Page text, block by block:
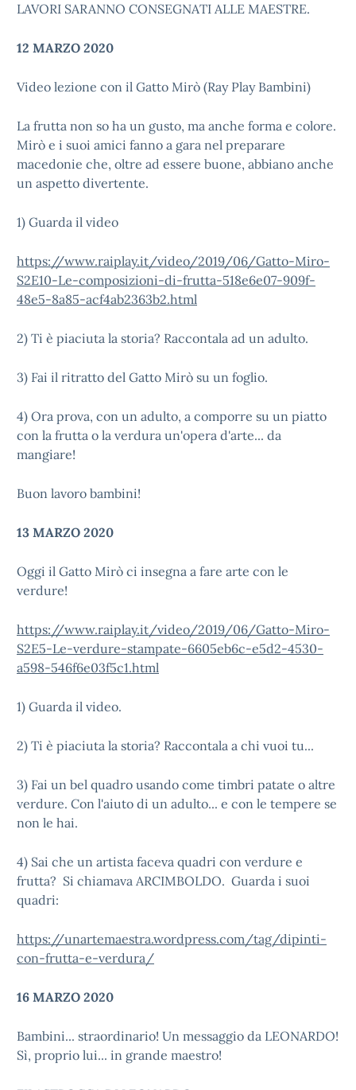
LAVORI SARANNO CONSEGNATI ALLE MAESTRE.
12 MARZO 2020
Video lezione con il Gatto Mirò (Ray Play Bambini)
La frutta non so ha un gusto, ma anche forma e colore.
Mirò e i suoi amici fanno a gara nel preparare
macedonie che, oltre ad essere buone, abbiano anche
un aspetto divertente.
1) Guarda il video
https://www.raiplay.it/video/2019/06/Gatto-Miro-
S2E10-Le-composizioni-di-frutta-518e6e07-909f-
48e5-8a85-acf4ab2363b2.html
2) Ti è piaciuta la storia? Raccontala ad un adulto.
3) Fai il ritratto del Gatto Mirò su un foglio.
4) Ora prova, con un adulto, a comporre su un piatto
con la frutta o la verdura un'opera d'arte... da
mangiare!
Buon lavoro bambini!
13 MARZO 2020
Oggi il Gatto Mirò ci insegna a fare arte con le
verdure!
https://www.raiplay.it/video/2019/06/Gatto-Miro-
S2E5-Le-verdure-stampate-6605eb6c-e5d2-4530-
a598-546f6e03f5c1.html
1) Guarda il video.
2) Ti è piaciuta la storia? Raccontala a chi vuoi tu...
3) Fai un bel quadro usando come timbri patate o altre
verdure. Con l'aiuto di un adulto... e con le tempere se
non le hai.
4) Sai che un artista faceva quadri con verdure e
frutta? Si chiamava ARCIMBOLDO. Guarda i suoi
quadri:
https://unartemaestra.wordpress.com/tag/dipinti-
con-frutta-e-verdura/
16 MARZO 2020
Bambini... straordinario! Un messaggio da LEONARDO!
Sì, proprio lui... in grande maestro!